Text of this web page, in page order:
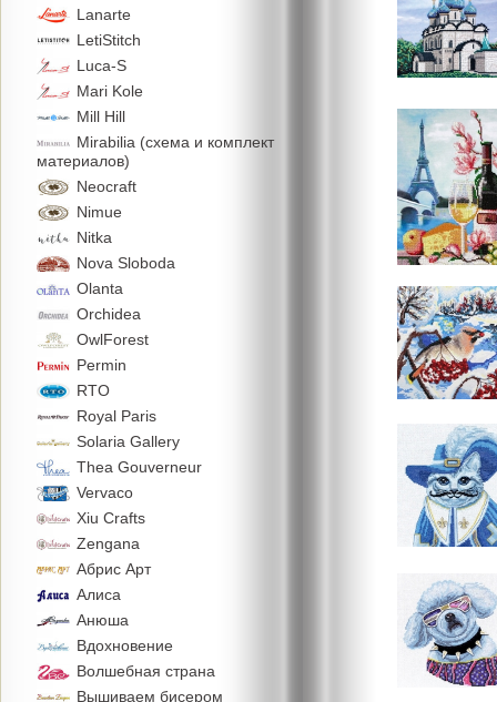
Lanarte
LetiStitch
Luca-S
Mari Kole
Mill Hill
Mirabilia (схема и комплект
материалов)
Neocraft
Nimue
Nitka
Nova Sloboda
Olanta
Orchidea
OwlForest
Permin
RTO
Royal Paris
Solaria Gallery
Thea Gouverneur
Vervaco
Xiu Crafts
Zengana
Абрис Арт
Алиса
Анюша
Вдохновение
Волшебная страна
Вышиваем бисером